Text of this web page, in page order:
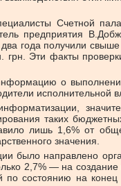
Счетной
предприятия
года получили
грн. Эти факты
о
исполнительной
таких
лишь 1,6% от
значения.
было направлено
2,7% — на
по состоянию на